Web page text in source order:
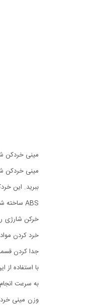
ببرید. این
ABS ساخته شده و بسیار مقاوم بوده و همچنین تیغه ها ضدزنگ بوده.
خرد کردن
جدا کردن
با استفاده
به سرعت